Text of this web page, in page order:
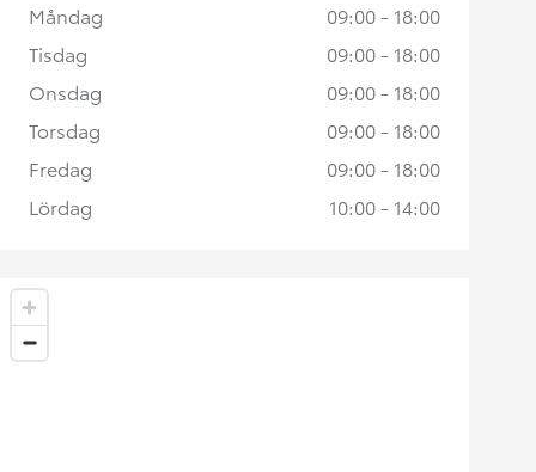
Måndag
09:00 - 18:00
Tisdag
09:00 - 18:00
Onsdag
09:00 - 18:00
Torsdag
09:00 - 18:00
Fredag
09:00 - 18:00
Lördag
10:00 - 14:00